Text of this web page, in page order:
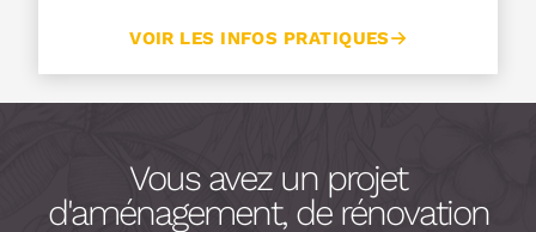
VOIR LES INFOS PRATIQUES
Vous avez un projet
d'aménagement, de rénovation